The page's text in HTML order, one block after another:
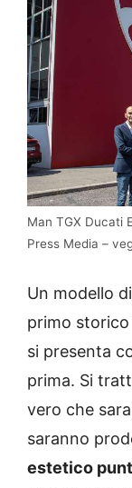
Man TGX Ducati
Press Media –
Un modello
primo
si presenta
prima. Si
vero che
saranno
estetico